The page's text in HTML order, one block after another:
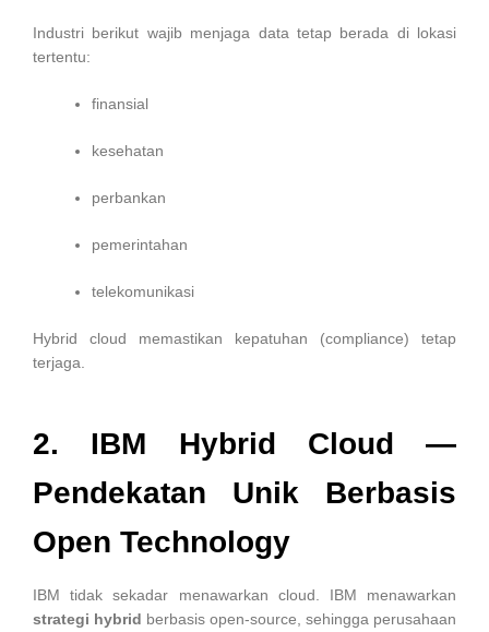
Industri berikut wajib menjaga data tetap berada di lokasi
tertentu:
finansial
kesehatan
perbankan
pemerintahan
telekomunikasi
Hybrid cloud memastikan kepatuhan (compliance) tetap
terjaga.
2. IBM Hybrid Cloud —
Pendekatan Unik Berbasis
Open Technology
IBM tidak sekadar menawarkan cloud. IBM menawarkan
strategi hybrid berbasis open-source, sehingga perusahaan